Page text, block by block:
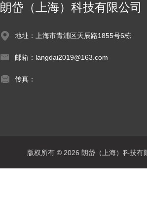
朗岱（上海）科技有限公司
地址：上海市青浦区天辰路1855号6栋
邮箱：langdai2019@163.com
传真：
版权所有 © 2026 朗岱（上海）科技